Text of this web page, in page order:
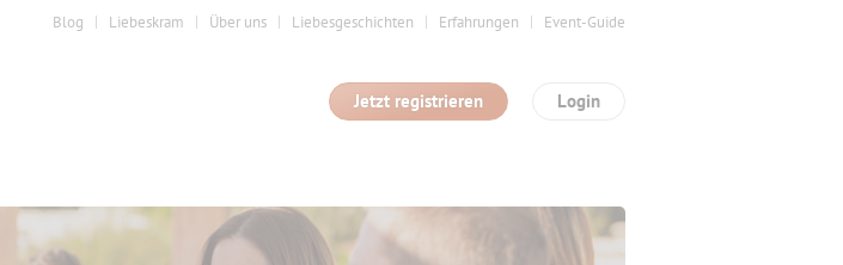
Blog Liebeskram Über uns Liebesgeschichten Erfahrungen Event-Guide
Login
Jetzt registrieren